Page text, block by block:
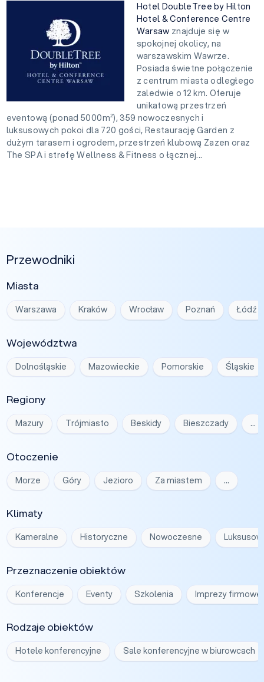
Hotel DoubleTree by Hilton
Hotel & Conference Centre
Warsaw znajduje się w
spokojnej okolicy, na
warszawskim Wawrze.
Posiada świetne połączenie
z centrum miasta odległego
zaledwie o 12 km. Oferuje
unikatową przestrzeń
eventową (ponad 5000m²), 359 nowoczesnych i
luksusowych pokoi dla 720 gości, Restaurację Garden z
dużym tarasem i ogrodem, przestrzeń klubową Zazen oraz
The SPA i strefę Wellness & Fitness o łącznej...
Przewodniki
Miasta
Warszawa Kraków Wrocław Poznań Łódź
Województwa
Dolnośląskie Mazowieckie Pomorskie Śląskie
Regiony
Mazury Trójmiasto Beskidy Bieszczady …
Otoczenie
Morze Góry Jezioro Za miastem …
Klimaty
Kameralne Historyczne Nowoczesne
Przeznaczenie obiektów
Konferencje Eventy Szkolenia Imprezy firmowe
Rodzaje obiektów
Hotele konferencyjne Sale konferencyjne w biurowcach